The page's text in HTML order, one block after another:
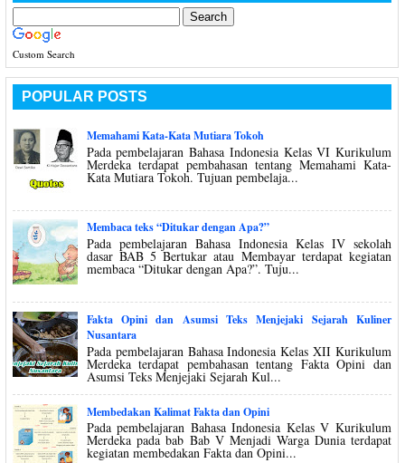
Custom Search
POPULAR POSTS
Memahami Kata-Kata Mutiara Tokoh
Pada pembelajaran Bahasa Indonesia Kelas VI Kurikulum
Merdeka terdapat pembahasan tentang Memahami Kata-
Kata Mutiara Tokoh. Tujuan pembelaja...
Membaca teks “Ditukar dengan Apa?”
Pada pembelajaran Bahasa Indonesia Kelas IV sekolah
dasar BAB 5 Bertukar atau Membayar terdapat kegiatan
membaca “Ditukar dengan Apa?”. Tuju...
Fakta Opini dan Asumsi Teks Menjejaki Sejarah Kuliner
Nusantara
Pada pembelajaran Bahasa Indonesia Kelas XII Kurikulum
Merdeka terdapat pembahasan tentang Fakta Opini dan
Asumsi Teks Menjejaki Sejarah Kul...
Membedakan Kalimat Fakta dan Opini
Pada pembelajaran Bahasa Indonesia Kelas V Kurikulum
Merdeka pada bab Bab V Menjadi Warga Dunia terdapat
kegiatan membedakan Fakta dan Opini...